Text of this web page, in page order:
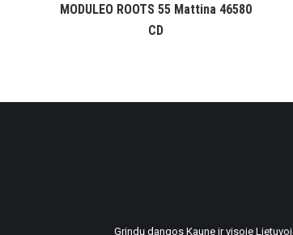
MODULEO ROOTS 55 Mattina 46580
CD
Grindų dangos Kaune ir visoje